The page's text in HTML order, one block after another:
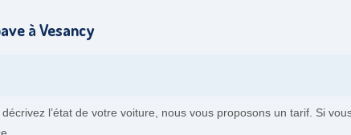
à Vesancy
l’état de votre voiture, nous vous proposons un tarif. Si